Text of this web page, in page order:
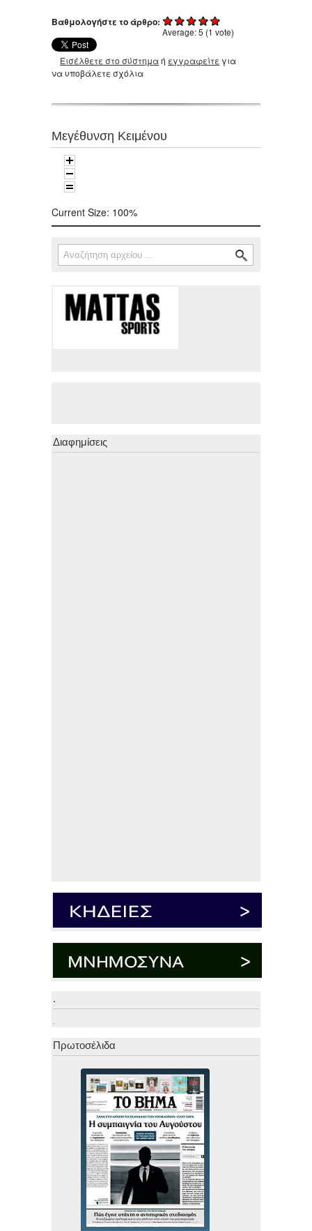
Βαθμολογήστε το άρθρο:
Average:5 (1 vote)
Εισέλθετε στο σύστημαή εγγραφείτε για
να υποβάλετε σχόλια
Μεγέθυνση Κειμένου
Current Size: 100%
Φόρμα αναζήτησης
Αναζήτηση
Διαφημίσεις
.
.
Πρωτοσέλιδα